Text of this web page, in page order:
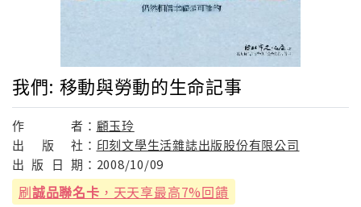
我們: 移動與勞動的生命記事
作 者： 顧玉玲
出
版 社： 印刻文學生活雜誌出版股份有限公司
出 版 日 期： 2008/10/09
刷誠品聯名卡 ，天天享最高7%回饋